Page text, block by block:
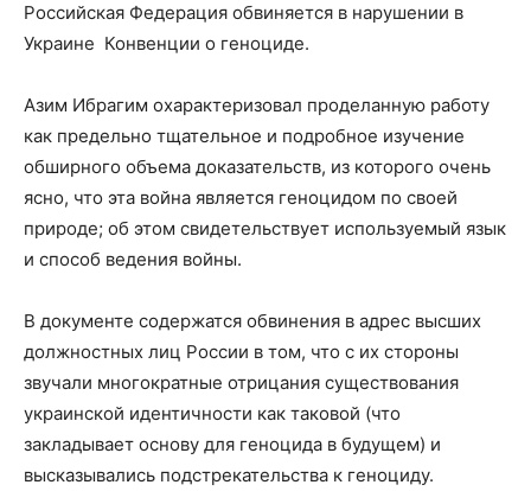
Российская Федерация обвиняется в нарушении в
Украине Конвенции о геноциде.
Азим Ибрагим охарактеризовал проделанную работу
как предельно тщательное и подробное изучение
обширного объема доказательств, из которого очень
ясно, что эта война является геноцидом по своей
природе; об этом свидетельствует используемый язык
и способ ведения войны.
В документе содержатся обвинения в адрес высших
должностных лиц России в том, что с их стороны
звучали многократные отрицания существования
украинской идентичности как таковой (что
закладывает основу для геноцида в будущем) и
высказывались подстрекательства к геноциду.